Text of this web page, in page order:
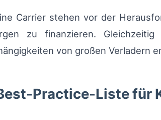
Carrier stehen vor der
zu finanzieren.
von großen Verladern
Practice-Liste für